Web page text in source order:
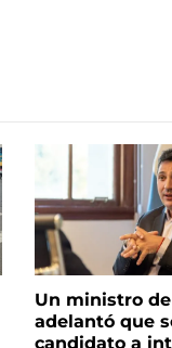
Un ministro
adelantó que
candidato a